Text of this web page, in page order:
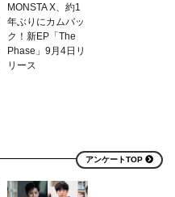
MONSTA X、約1
年ぶりにカムバッ
ク！新EP「The
Phase」9月4日リ
リース
アンケートTOP